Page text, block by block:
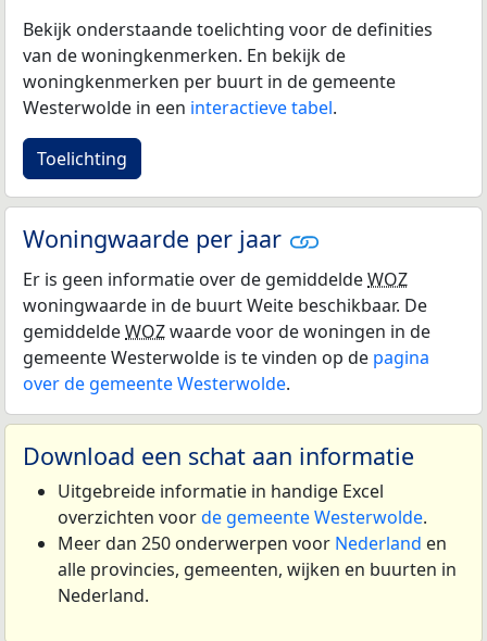
Bekijk onderstaande toelichting voor de definities
van de woningkenmerken. En bekijk de
woningkenmerken per buurt in de gemeente
Westerwolde in een interactieve tabel.
Toelichting
Woningwaarde per jaar
Er is geen informatie over de gemiddeldeWOZ
woningwaarde in de buurt Weite beschikbaar. De
gemiddeldeWOZwaarde voor de woningen in de
gemeente Westerwolde is te vinden op de pagina
over de gemeente Westerwolde.
Download een schat aan informatie
Uitgebreide informatie in handige Excel
overzichten voorde gemeente Westerwolde.
Meer dan 250 onderwerpen voor Nederland en
alle provincies, gemeenten, wijken en buurten in
Nederland.